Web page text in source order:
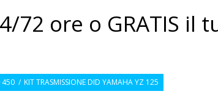
72 ore o GRATIS il
450 / KIT TRASMISSIONE DID YAMAHA YZ 125